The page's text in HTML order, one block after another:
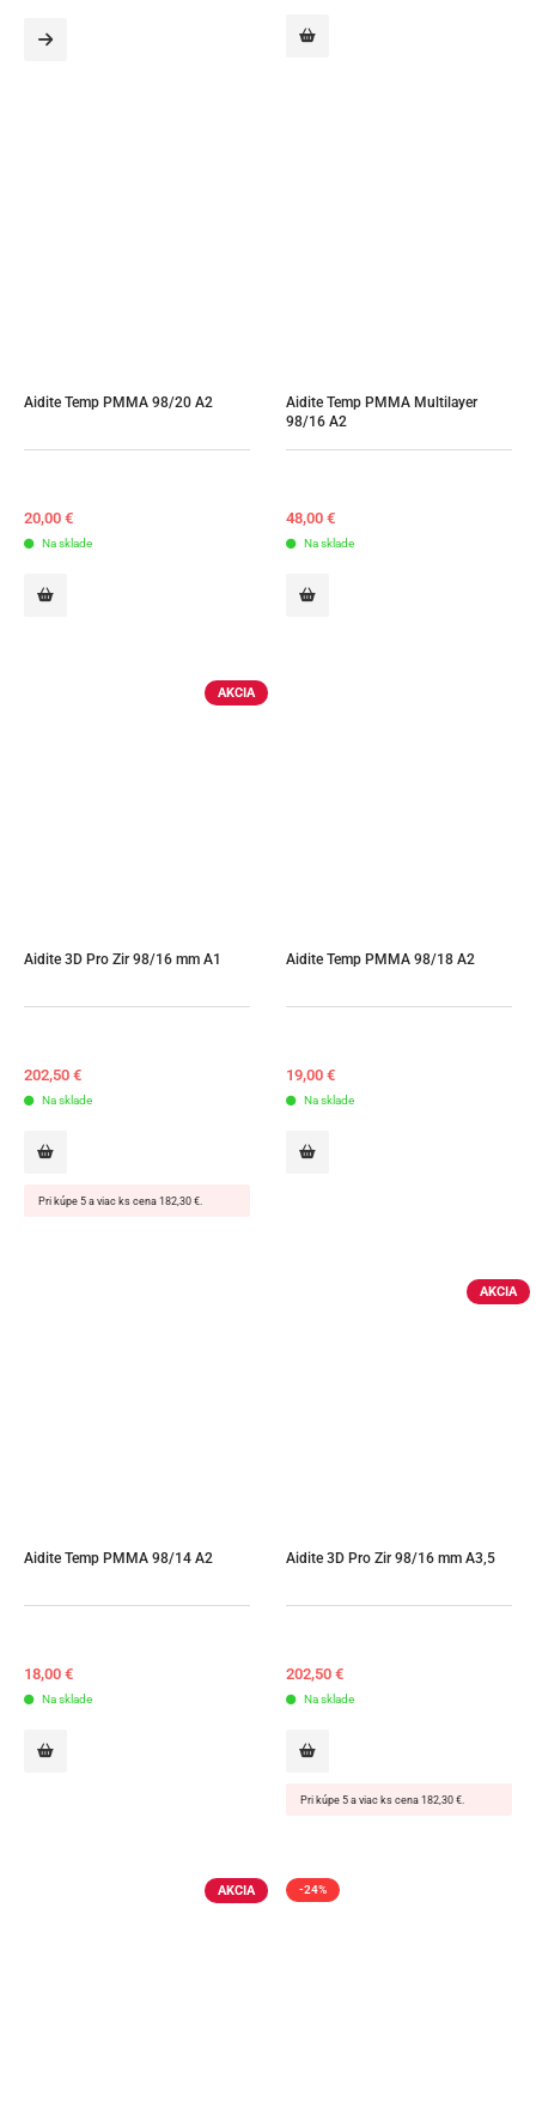
Aidite Temp PMMA 98/20 A2
20,00 €
Na sklade
Aidite Temp PMMA Multilayer
98/16 A2
48,00 €
Na sklade
AKCIA
Aidite 3D Pro Zir 98/16 mm A1
202,50 €
Na sklade
Pri kúpe 5 a viac ks cena 182,30 €.
Aidite Temp PMMA 98/18 A2
19,00 €
Na sklade
Aidite Temp PMMA 98/14 A2
18,00 €
Na sklade
AKCIA
Aidite 3D Pro Zir 98/16 mm A3,5
202,50 €
Na sklade
Pri kúpe 5 a viac ks cena 182,30 €.
AKCIA -24%